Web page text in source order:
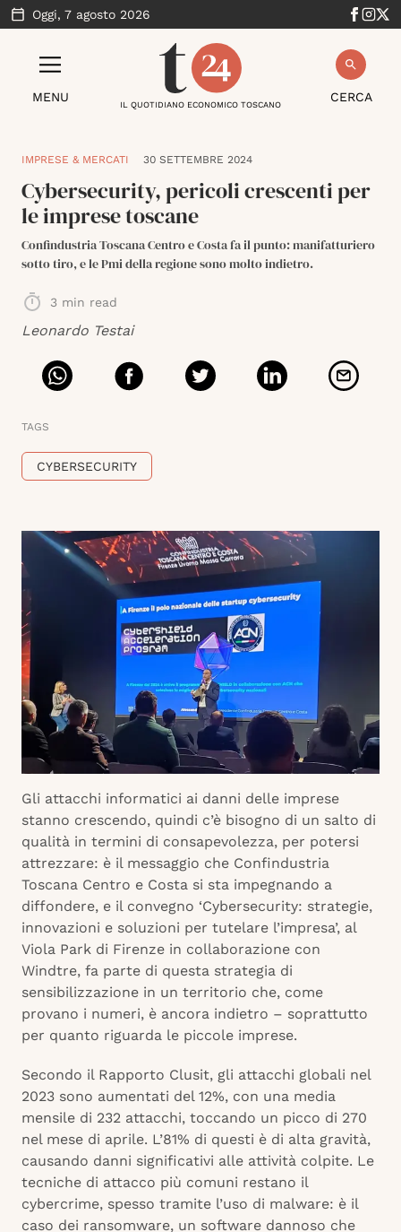
Oggi, 7 agosto 2026
MENU CERCA
IL QUOTIDIANO ECONOMICO TOSCANO
IMPRESE & MERCATI 30 SETTEMBRE 2024
Cybersecurity, pericoli crescenti per
le imprese toscane
Confindustria Toscana Centro e Costa fa il punto: manifatturiero
sotto tiro, e le Pmi della regione sono molto indietro.
3 min read
Leonardo Testai
TAGS
CYBERSECURITY
Gli attacchi informatici ai danni delle imprese
stanno crescendo, quindi c’è bisogno di un salto di
qualità in termini di consapevolezza, per potersi
attrezzare: è il messaggio che Confindustria
Toscana Centro e Costa si sta impegnando a
diffondere, e il convegno ‘Cybersecurity: strategie,
innovazioni e soluzioni per tutelare l’impresa’, al
Viola Park di Firenze in collaborazione con
Windtre, fa parte di questa strategia di
sensibilizzazione in un territorio che, come
provano i numeri, è ancora indietro – soprattutto
per quanto riguarda le piccole imprese.
Secondo il Rapporto Clusit, gli attacchi globali nel
2023 sono aumentati del 12%, con una media
mensile di 232 attacchi, toccando un picco di 270
nel mese di aprile. L’81% di questi è di alta gravità,
causando danni significativi alle attività colpite. Le
tecniche di attacco più comuni restano il
cybercrime, spesso tramite l’uso di malware: è il
caso dei ransomware, un software dannoso che